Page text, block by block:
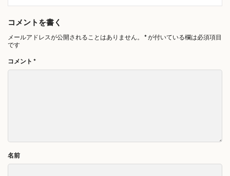
コメントを書く
メールアドレスが公開されることはありません。 *が付いている欄は必須項目
です
コメント *
名前